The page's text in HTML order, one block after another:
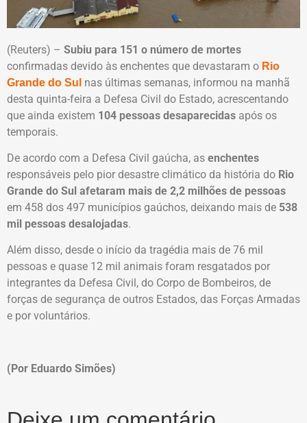
(Reuters) – Subiu para 151 o número de mortes
confirmadas devido às enchentes que devastaram o Rio
Grande do Sul nas últimas semanas, informou na manhã
desta quinta-feira a Defesa Civil do Estado, acrescentando
que ainda existem 104 pessoas desaparecidas após os
temporais.
De acordo com a Defesa Civil gaúcha, as enchentes
responsáveis pelo pior desastre climático da história do Rio
Grande do Sul afetaram mais de 2,2 milhões de pessoas
em 458 dos 497 municípios gaúchos, deixando mais de 538
mil pessoas desalojadas.
Além disso, desde o início da tragédia mais de 76 mil
pessoas e quase 12 mil animais foram resgatados por
integrantes da Defesa Civil, do Corpo de Bombeiros, de
forças de segurança de outros Estados, das Forças Armadas
e por voluntários.
(Por Eduardo Simões)